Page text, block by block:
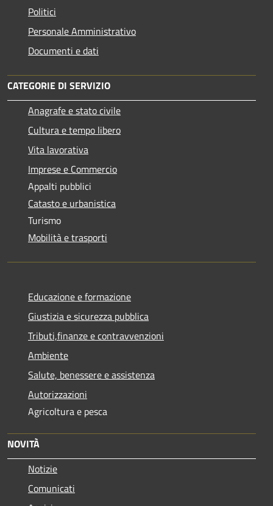
Politici
Personale Amministrativo
Documenti e dati
CATEGORIE DI SERVIZIO
Anagrafe e stato civile
Cultura e tempo libero
Vita lavorativa
Imprese e Commercio
Appalti pubblici
Catasto e urbanistica
Turismo
Mobilità e trasporti
Educazione e formazione
Giustizia e sicurezza pubblica
Tributi,finanze e contravvenzioni
Ambiente
Salute, benessere e assistenza
Autorizzazioni
Agricoltura e pesca
NOVITÀ
Notizie
Comunicati